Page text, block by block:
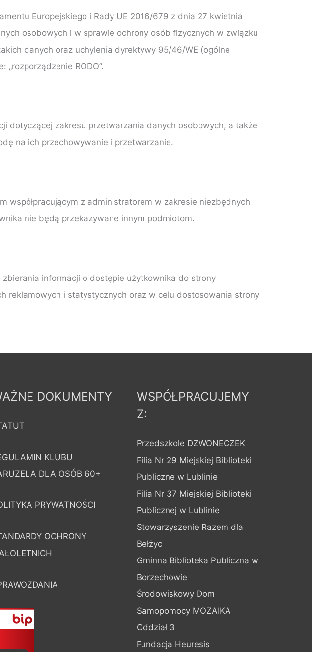
Europejskiego i Rady UE 2016/679 z dnia 27 kwietnia
osobowych i w sprawie ochrony osób fizycznych w związku
danych oraz uchylenia dyrektywy 95/46/WE (ogólne
RODO”.
dotyczącej zakresu przetwarzania danych osobowych, a także
na ich przechowywanie i przetwarzanie.
z administratorem w zakresie niezbędnych
nie będą przekazywane innym podmiotom.
informacji o dostępie użytkownika do strony
reklamowych i statystycznych oraz w celu dostosowania strony
DOKUMENTY
KLUBU
DLA OSÓB 60+
PRYWATNOŚCI
OCHRONY
WSPÓŁPRACUJEMY
Z:
Przedszkole DZWONECZEK
Filia Nr 29 Miejskiej Biblioteki
Publiczne w Lublinie
Filia Nr 37 Miejskiej Biblioteki
Publicznej w Lublinie
Stowarzyszenie Razem dla
Bełżyc
Gminna Biblioteka Publiczna w
Borzechowie
Środowiskowy Dom
Samopomocy MOZAIKA
Oddział 3
Fundacja Heuresis